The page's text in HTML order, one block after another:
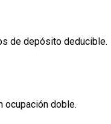
de depósito deducible.
ocupación doble.